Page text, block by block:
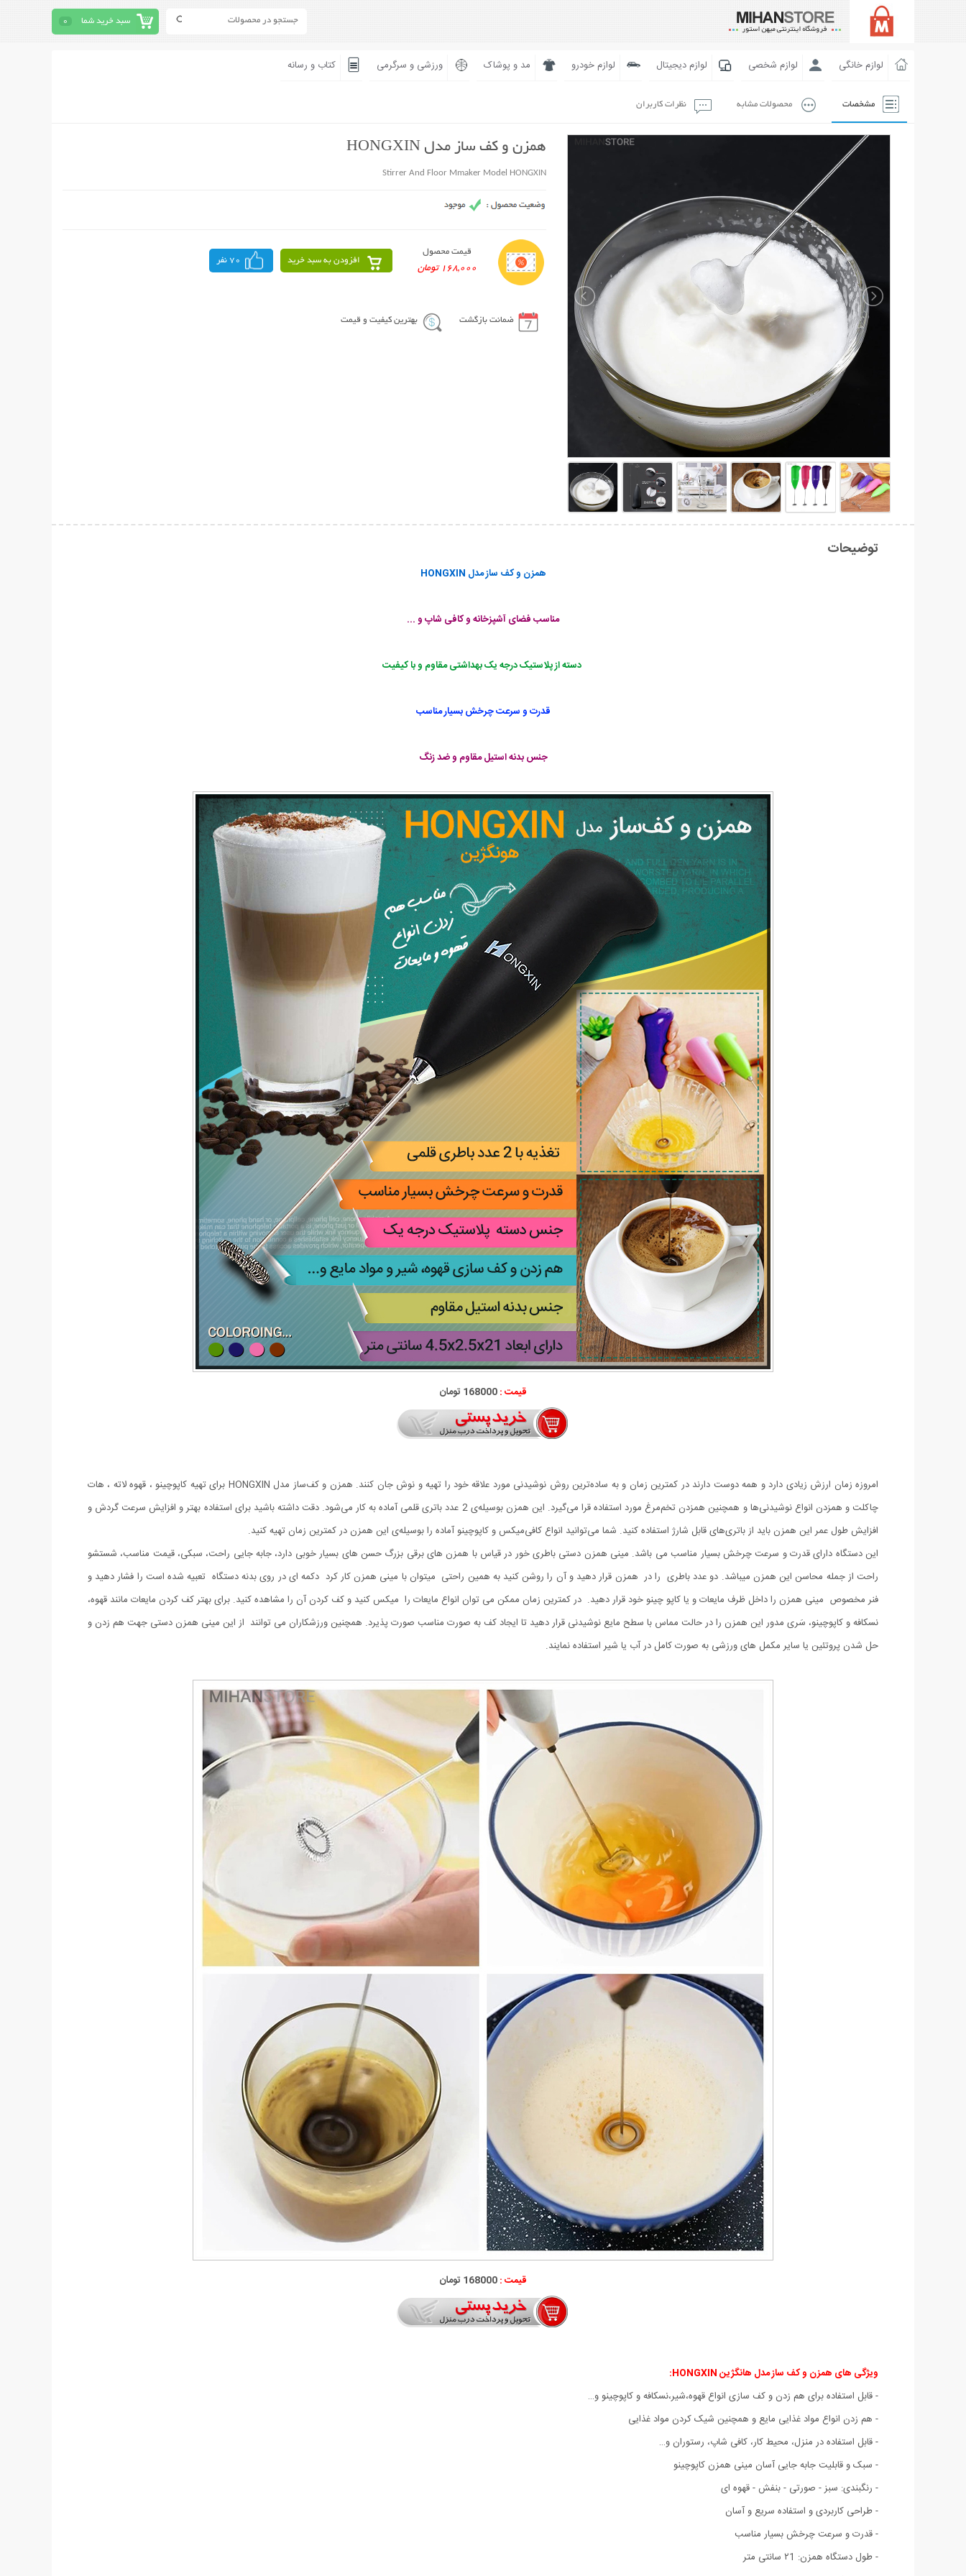
سبد خرید شما 0
لوازم خانگی لوازم شخصی لوازم دیجیتال لوازم خودرو مد و پوشاک ورزشی و سرگرمی کتاب و رسانه
مشخصات محصولات مشابه نظرات کاربران
همزن و کف ساز مدل HONGXIN
Stirrer And Floor Mmaker Model HONGXIN
قیمت محصول
168,000 تومان
افزودن به سبد خرید 70 نفر
ضمانت بازگشت بهترین کیفیت و قیمت
توضیحات
همزن و کف ساز مدل HONGXIN
مناسب فضای آشپزخانه و کافی شاپ و ...
دسته از پلاستیک درجه یک بهداشتی مقاوم و با کیفیت
قدرت و سرعت چرخش بسیار مناسب
جنس بدنه استیل مقاوم و ضد زنگ
قیمت :168000 تومان
امروزه زمان ارزش زیادی دارد و همه دوست دارند در کمترین زمان و به ساده‌ترین روش نوشیدنی مورد علاقه خود را تهیه و نوش جان کنند. همزن و کف‌ساز مدل HONGXIN برای تهیه کاپوچینو ، قهوه لاته ، هات
چاکلت و همزدن انواع نوشیدنی‌ها و همچنین همزدن تخم‌مرغ مورد استفاده قرا می‌گیرد. این همزن بوسیله‌ی 2 عدد باتری قلمی آماده به کار می‌شود. دقت داشته باشید برای استفاده بهتر و افزایش سرعت گردش و
افزایش طول عمر این همزن باید از باتری‌های قابل شارژ استفاده کنید. شما می‌توانید انواع کافی‌میکس و کاپوچینو آماده را بوسیله‌ی این همزن در کمترین زمان تهیه کنید.
این دستگاه دارای قدرت و سرعت چرخش بسیار مناسب می باشد. مینی همزن دستی باطری خور در قیاس با همزن های برقی بزرگ حسن های بسیار خوبی دارد، جابه جایی راحت، سبکی، قیمت مناسب، شستشو
راحت از جمله محاسن این همزن میباشد. دو عدد باطری را در همزن قرار دهید و آن را روشن کنید به همین راحتی میتوان با مینی همزن کار کرد دکمه ای در روی بدنه دستگاه تعبیه شده است را فشار دهید و
فنر مخصوص مینی همزن را داخل ظرف مایعات و یا کاپو چینو خود قرار دهید. در کمترین زمان ممکن می توان انواع مایعات را میکس کنید و کف کردن آن را مشاهده کنید. برای بهتر کف کردن مایعات مانند قهوه،
نسکافه و کاپوچینو، سَری مدور این همزن را در حالت مماس با سطح مایع نوشیدنی قرار دهید تا ایجاد کف به صورت مناسب صورت پذیرد. همچنین ورزشکاران می توانند از این مینی همزن دستی جهت هم زدن و
حل شدن پروتئین یا سایر مکمل های ورزشی به صورت کامل در آب یا شیر استفاده نمایند.
قیمت :168000 تومان
ویژگی های همزن و کف ساز مدل هانگژین HONGXIN
:
- قابل استفاده برای هم زدن و کف سازی انواع قهوه،شیر،نسکافه و کاپوچینو و…
- هم زدن انواع مواد غذایی مایع و همچنین شیک کردن مواد غذایی
- قابل استفاده در منزل، محیط کار، کافی شاپ، رستوران و…
- سبک و قابلیت جابه جایی آسان مینی همزن کاپوچینو
- رنگبندی: سبز - صورتی - بنفش - قهوه ای
- طراحی کاربردی و استفاده سریع و آسان
- قدرت و سرعت چرخش بسیار مناسب
- طول دستگاه همزن: ۲1 سانتی متر